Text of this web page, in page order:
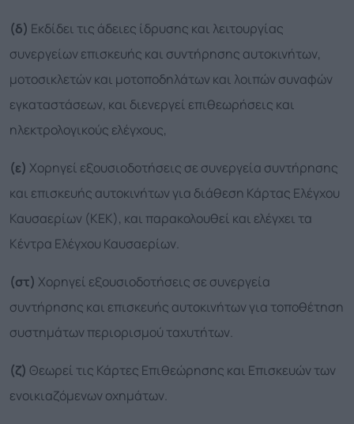
(δ) Εκδίδει τις άδειες ίδρυσης και λειτουργίας
συνεργείων επισκευής και συντήρησης αυτοκινήτων,
μοτοσικλετών και μοτοποδηλάτων και λοιπών συναφών
εγκαταστάσεων, και διενεργεί επιθεωρήσεις και
ηλεκτρολογικούς ελέγχους,
(ε) Χορηγεί εξουσιοδοτήσεις σε συνεργεία συντήρησης
και επισκευής αυτοκινήτων για διάθεση Κάρτας Ελέγχου
Καυσαερίων (ΚΕΚ), και παρακολουθεί και ελέγχει τα
Κέντρα Ελέγχου Καυσαερίων.
(στ) Χορηγεί εξουσιοδοτήσεις σε συνεργεία
συντήρησης και επισκευής αυτοκινήτων για τοποθέτηση
συστημάτων περιορισμού ταχυτήτων.
(ζ) Θεωρεί τις Κάρτες Επιθεώρησης και Επισκευών των
ενοικιαζόμενων οχημάτων.